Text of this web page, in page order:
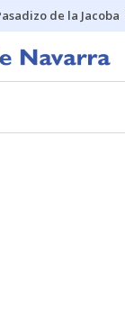
de la Jacoba